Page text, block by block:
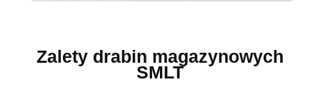
Zalety drabin magazynowych
SMLT